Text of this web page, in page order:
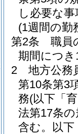
し必要な
(1週間の勤
第2条
職員
期間につ
2
地方公務
第10条第3
務(以下「
法第17条
含む。以下